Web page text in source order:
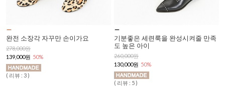
완전 소장각 자꾸만 손이가요
278,000원
139,000원 50%
( 리뷰 : 3 )
기분좋은 세련룩을 완성시켜줄 만족
도 높은 아이
260,000원
130,000원 50%
( 리뷰 : 5 )